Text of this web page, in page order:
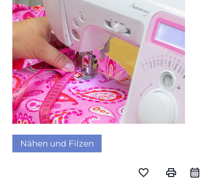
Nähen und Filzen
favorite_border print